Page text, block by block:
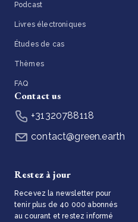
Podcast
Livres électroniques
Études de cas
Thèmes
FAQ
Contact us
+31320788118
contact@green.earth
Restez à jour
Recevez la newsletter pour
tenir plus de 40 000 abonnés
au courant et restez informé